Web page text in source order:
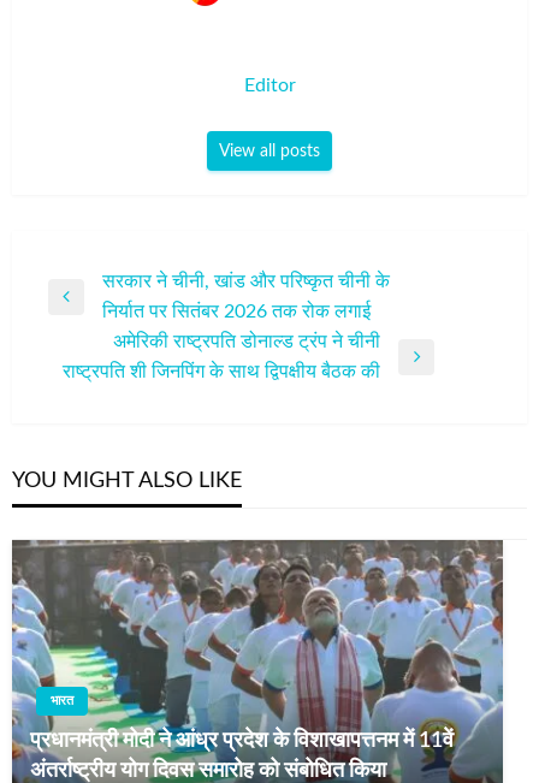
Editor
View all posts
नेविगेशन
Previous
सरकार ने चीनी, खांड और परिष्कृत चीनी के
निर्यात पर सितंबर 2026 तक रोक लगाई
Next
अमेरिकी राष्ट्रपति डोनाल्ड ट्रंप ने चीनी
राष्ट्रपति शी जिनपिंग के साथ द्विपक्षीय बैठक की
YOU MIGHT ALSO LIKE
भारत
प्रधानमंत्री मोदी ने आंध्र प्रदेश के विशाखापत्तनम में 11वें
अंतर्राष्ट्रीय योग दिवस समारोह को संबोधित किया